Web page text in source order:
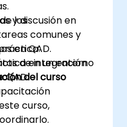
los
comunes y
en QAD.
de integración
QAD.
y discusión en
en un entorno
del curso
curso,